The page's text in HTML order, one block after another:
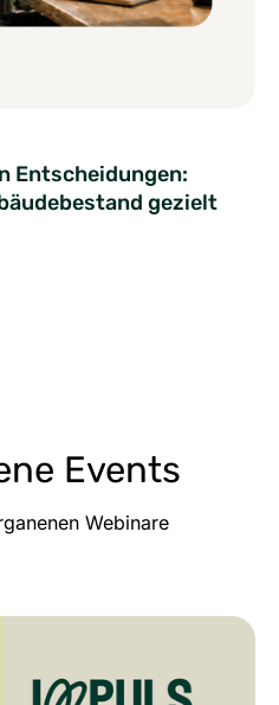
Entscheidungen:
gezielt
Events
Webinare